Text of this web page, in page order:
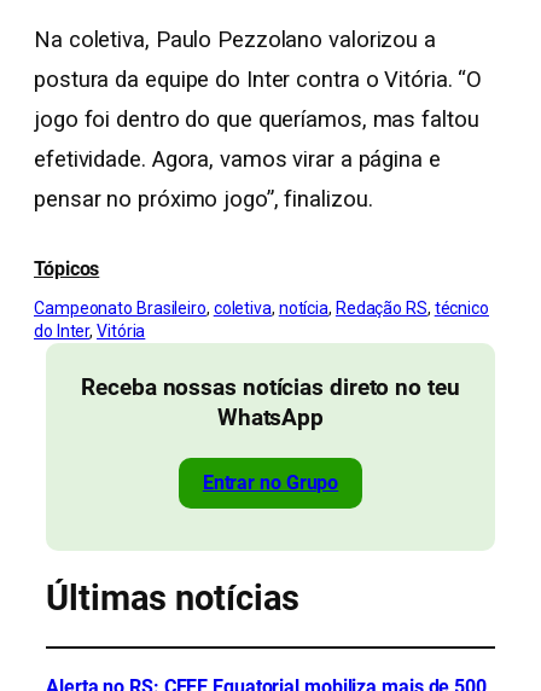
Na coletiva, Paulo Pezzolano valorizou a
postura da equipe do Inter contra o Vitória. “O
jogo foi dentro do que queríamos, mas faltou
efetividade. Agora, vamos virar a página e
pensar no próximo jogo”, finalizou.
Tópicos
Campeonato Brasileiro, coletiva, notícia, Redação RS, técnico
do Inter, Vitória
Receba nossas notícias direto no teu
WhatsApp
Entrar no Grupo
Últimas notícias